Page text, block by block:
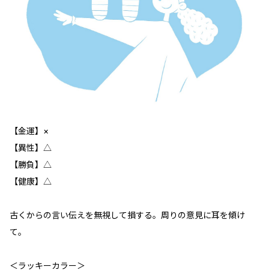
【金運】×
【異性】△
【勝負】△
【健康】△
古くからの言い伝えを無視して損する。周りの意見に耳を傾け
て。
＜ラッキーカラー＞